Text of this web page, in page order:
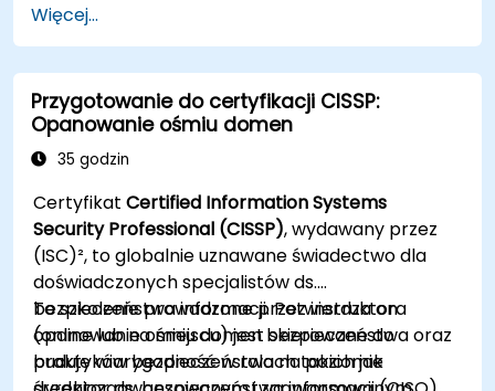
Wdrożyć reguły zapory ogniowej, aby
ograniczyć ruch do swoich witryn.
Więcej...
Przygotowanie do certyfikacji CISSP:
Opanowanie ośmiu domen
35 godzin
CertyfikatCertified Information Systems
Security Professional (CISSP), wydawany przez
(ISC)², to globalnie uznawane świadectwo dla
doświadczonych specjalistów ds.
bezpieczeństwa informacji. Potwierdza on
opanowanie ośmiu domen bezpieczeństwa oraz
buduje wiarygodność w rolach takich jak
To szkolenie prowadzone przez instruktora
(online lub na miejscu) jest skierowane do
praktyków bezpieczeństwa na poziomie